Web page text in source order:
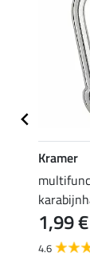
Kramer
1,99 €
4.6